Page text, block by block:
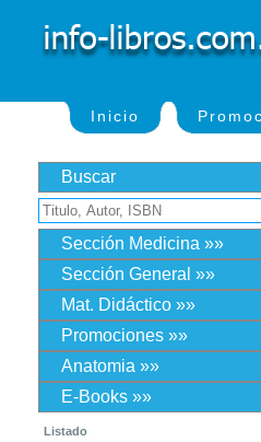
Inicio
Buscar
Sección Medicina »»
Sección General »»
Mat. Didáctico »»
Promociones »»
Anatomia »»
E-Books »»
Listado